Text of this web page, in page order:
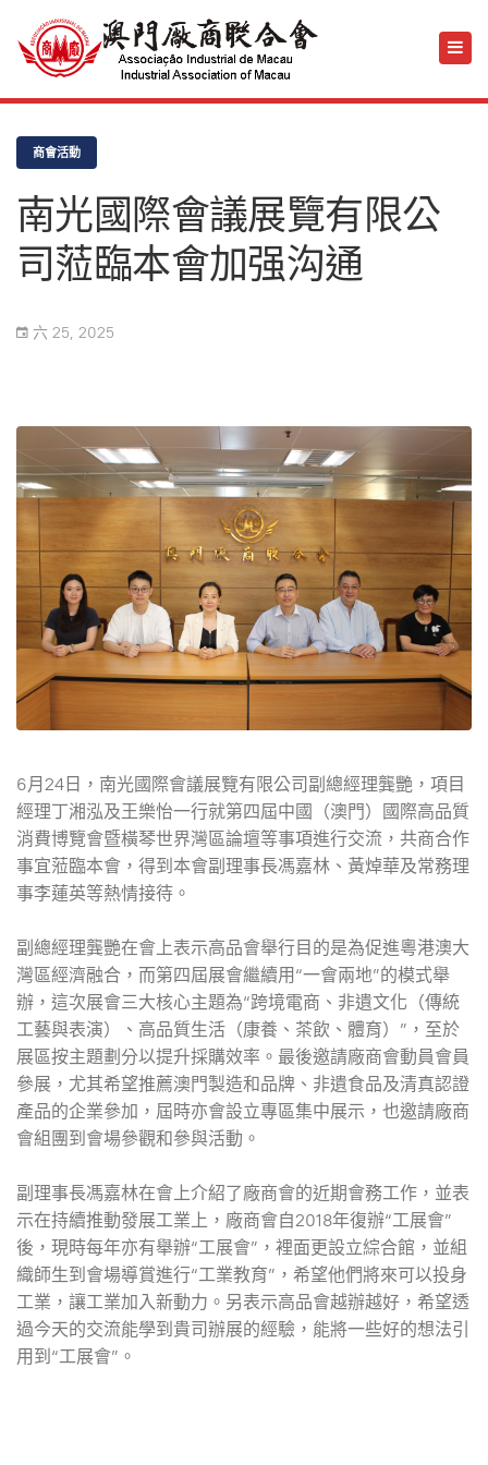
商會活動
南光國際會議展覽有限公
司蒞臨本會加强沟通
六 25, 2025
6月24日，南光國際會議展覽有限公司副總經理龔艷，項目
經理丁湘泓及王樂怡一行就第四屆中國（澳門）國際高品質
消費博覽會暨橫琴世界灣區論壇等事項進行交流，共商合作
事宜蒞臨本會，得到本會副理事長馮嘉林、黃焯華及常務理
事李蓮英等熱情接待。
副總經理龔艷在會上表示高品會舉行目的是為促進粵港澳大
灣區經濟融合，而第四屆展會繼續用“一會兩地”的模式舉
辦，這次展會三大核心主題為“跨境電商、非遺文化（傳統
工藝與表演）、高品質生活（康養、茶飲、體育）”，至於
展區按主題劃分以提升採購效率。最後邀請廠商會動員會員
參展，尤其希望推薦澳門製造和品牌、非遺食品及清真認證
產品的企業參加，屆時亦會設立專區集中展示，也邀請廠商
會組團到會場參觀和參與活動。
副理事長馮嘉林在會上介紹了廠商會的近期會務工作，並表
示在持續推動發展工業上，廠商會自2018年復辦“工展會”
後，現時每年亦有舉辦“工展會”，裡面更設立綜合館，並組
織師生到會場導賞進行“工業教育”，希望他們將來可以投身
工業，讓工業加入新動力。另表示高品會越辦越好，希望透
過今天的交流能學到貴司辦展的經驗，能將一些好的想法引
用到“工展會”。